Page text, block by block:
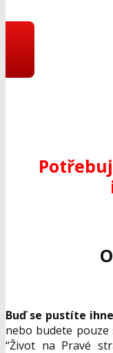
NA
Buď se pustíte
nebo budete
“Život na Pravé